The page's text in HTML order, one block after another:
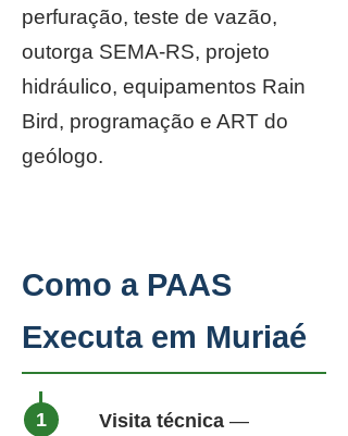
perfuração, teste de vazão,
outorga SEMA-RS, projeto
hidráulico, equipamentos Rain
Bird, programação e ART do
geólogo.
Como a PAAS
Executa em Muriaé
Visita técnica —